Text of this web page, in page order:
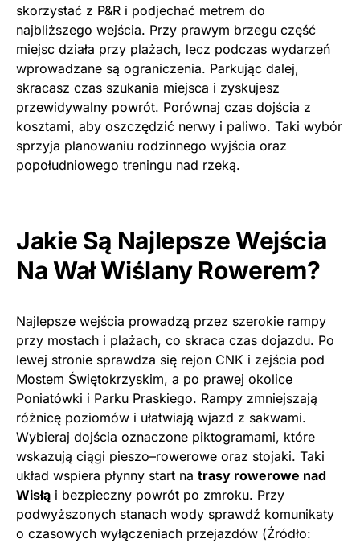
skorzystać z P&R i podjechać metrem do
najbliższego wejścia. Przy prawym brzegu część
miejsc działa przy plażach, lecz podczas wydarzeń
wprowadzane są ograniczenia. Parkując dalej,
skracasz czas szukania miejsca i zyskujesz
przewidywalny powrót. Porównaj czas dojścia z
kosztami, aby oszczędzić nerwy i paliwo. Taki wybór
sprzyja planowaniu rodzinnego wyjścia oraz
popołudniowego treningu nad rzeką.
Jakie Są Najlepsze Wejścia
Na Wał Wiślany Rowerem?
Najlepsze wejścia prowadzą przez szerokie rampy
przy mostach i plażach, co skraca czas dojazdu. Po
lewej stronie sprawdza się rejon CNK i zejścia pod
Mostem Świętokrzyskim, a po prawej okolice
Poniatówki i Parku Praskiego. Rampy zmniejszają
różnicę poziomów i ułatwiają wjazd z sakwami.
Wybieraj dojścia oznaczone piktogramami, które
wskazują ciągi pieszo–rowerowe oraz stojaki. Taki
układ wspiera płynny start na trasy rowerowe nad
Wisłą i bezpieczny powrót po zmroku. Przy
podwyższonych stanach wody sprawdź komunikaty
o czasowych wyłączeniach przejazdów (Źródło: